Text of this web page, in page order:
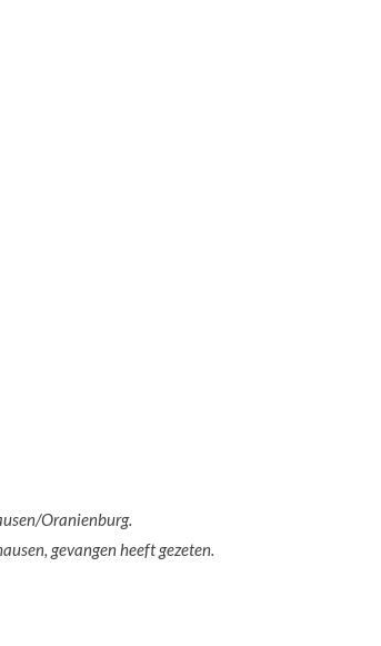
Oranienburg.
gevangen heeft gezeten.